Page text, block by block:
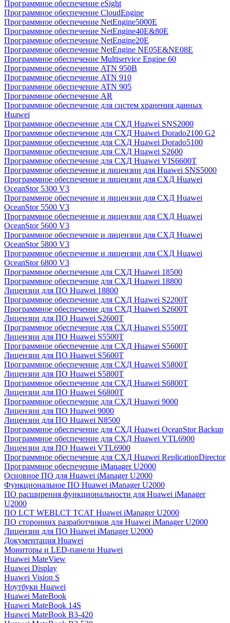
Программное обеспечение eSight
Программное обеспечение CloudEngine
Программное обеспечение NetEngine5000E
Программное обеспечение NetEngine40E&80E
Программное обеспечение NetEngine20E
Программное обеспечение NetEngine NE05E&NE08E
Программное обеспечение Multiservice Engine 60
Программное обеспечение ATN 950B
Программное обеспечение ATN 910
Программное обеспечение ATN 905
Программное обеспечение AR
Программное обеспечение для систем хранения данных
Huawei
Программное обеспечение для СХД Huawei SNS2000
Программное обеспечение для СХД Huawei Dorado2100 G2
Программное обеспечение для СХД Huawei Dorado5100
Программное обеспечение для СХД Huawei S2600
Программное обеспечение для СХД Huawei VIS6600T
Программное обеспечение и лицензии для Huawei SNS5000
Программное обеспечение и лицензии для СХД Huawei
OceanStor 5300 V3
Программное обеспечение и лицензии для СХД Huawei
OceanStor 5500 V3
Программное обеспечение и лицензии для СХД Huawei
OceanStor 5600 V3
Программное обеспечение и лицензии для СХД Huawei
OceanStor 5800 V3
Программное обеспечение и лицензии для СХД Huawei
OceanStor 6800 V3
Программное обеспечение для СХД Huawei 18500
Программное обеспечение для СХД Huawei 18800
Лицензии для ПО Huawei 18800
Программное обеспечение для СХД Huawei S2200T
Программное обеспечение для СХД Huawei S2600T
Лицензии для ПО Huawei S2600T
Программное обеспечение для СХД Huawei S5500T
Лицензии для ПО Huawei S5500T
Программное обеспечение для СХД Huawei S5600T
Лицензии для ПО Huawei S5600T
Программное обеспечение для СХД Huawei S5800T
Лицензии для ПО Huawei S5800T
Программное обеспечение для СХД Huawei S6800T
Лицензии для ПО Huawei S6800T
Программное обеспечение для СХД Huawei 9000
Лицензии для ПО Huawei 9000
Лицензии для ПО Huawei N8500
Программное обеспечение для СХД Huawei OceanStor Backup
Программное обеспечение для СХД Huawei VTL6900
Лицензии для ПО Huawei VTL6900
Программное обеспечение для СХД Huawei ReplicationDirector
Программное обеспечение iManager U2000
Основное ПО для Huawei iManager U2000
Функциональное ПО Huawei iManager U2000
ПО расширения функциональности для Huawei iManager
U2000
ПО LCT WEBLCT TCAT Huawei iManager U2000
ПО сторонних разработчиков для Huawei iManager U2000
Лицензии для ПО Huawei iManager U2000
Документация Huawei
Мониторы и LED-панели Huawei
Huawei MateView
Huawei Display
Huawei Vision S
Ноутбуки Huawei
Huawei MateBook
Huawei MateBook 14S
Huawei MateBook B3-420